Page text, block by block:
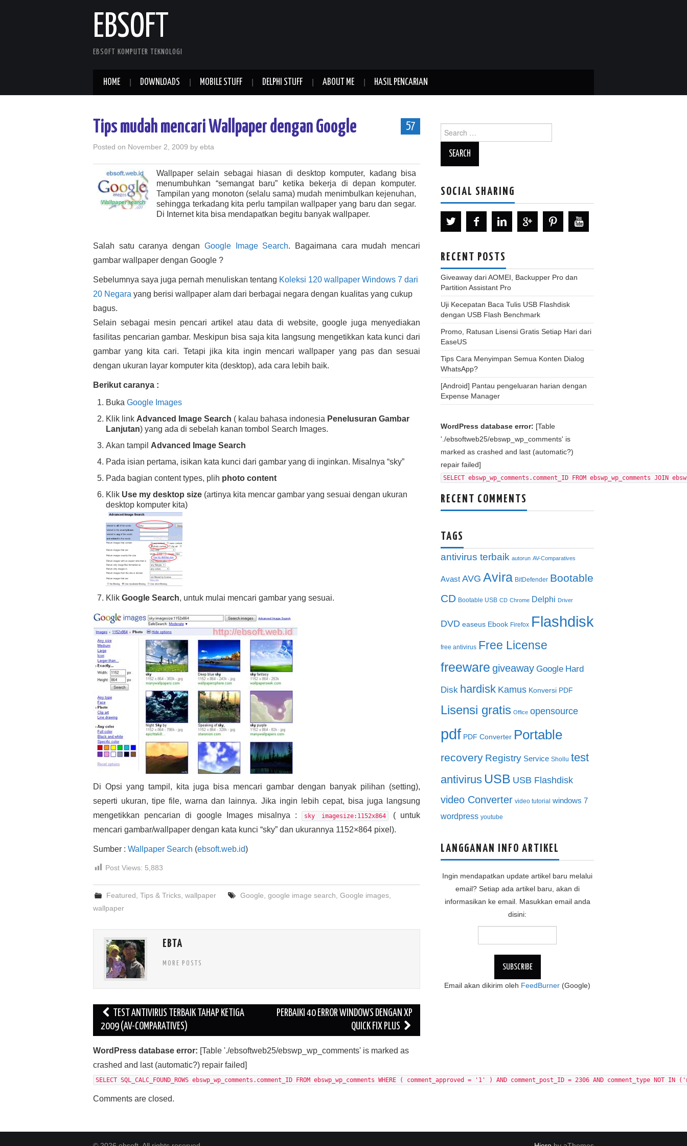
EBSOFT
EBSOFT KOMPUTER TEKNOLOGI
HOME DOWNLOADS MOBILE STUFF DELPHI STUFF ABOUT ME HASIL PENCARIAN
57
Tips mudah mencari Wallpaper dengan Google
Posted on November 2, 2009 by ebta
Wallpaper selain sebagai hiasan di desktop komputer, kadang bisa
menumbuhkan “semangat baru” ketika bekerja di depan komputer.
Tampilan yang monoton (selalu sama) mudah menimbulkan kejenuhan,
sehingga terkadang kita perlu tampilan wallpaper yang baru dan segar.
Di Internet kita bisa mendapatkan begitu banyak wallpaper.
Salah satu caranya dengan Google Image Search. Bagaimana cara mudah mencari
gambar wallpaper dengan Google ?
Sebelumnya saya juga pernah menuliskan tentang Koleksi 120 wallpaper Windows 7 dari
20 Negara yang berisi wallpaper alam dari berbagai negara dengan kualitas yang cukup
bagus.
Selain sebagai mesin pencari artikel atau data di website, google juga menyediakan
fasilitas pencarian gambar. Meskipun bisa saja kita langsung mengetikkan kata kunci dari
gambar yang kita cari. Tetapi jika kita ingin mencari wallpaper yang pas dan sesuai
dengan ukuran layar komputer kita (desktop), ada cara lebih baik.
Berikut caranya :
Buka Google Images
Klik link Advanced Image Search ( kalau bahasa indonesia Penelusuran Gambar
Lanjutan) yang ada di sebelah kanan tombol Search Images.
Akan tampil Advanced Image Search
Pada isian pertama, isikan kata kunci dari gambar yang di inginkan. Misalnya “sky”
Pada bagian content types, plih photo content
Klik Use my desktop size (artinya kita mencar gambar yang sesuai dengan ukuran
desktop komputer kita)
Klik Google Search, untuk mulai mencari gambar yang sesuai.
Di Opsi yang tampil, kita juga bisa mencari gambar dengan banyak pilihan (setting),
seperti ukuran, tipe file, warna dan lainnya. Jika ingin lebih cepat, bisa juga langsung
mengetikkan pencarian di google Images misalnya :
sky imagesize:1152x864
( untuk
mencari gambar/wallpaper dengan kata kunci “sky” dan ukurannya 1152×864 pixel).
Sumber : Wallpaper Search (ebsoft.web.id)
Post Views: 5,883
Featured ,Tips & Tricks ,wallpaper Google google image search Google images,
wallpaper
EBTA
MORE POSTS
Post
navigation
TEST ANTIVIRUS TERBAIK TAHAP KETIGA
2009 (AV-COMPARATIVES)
PERBAIKI 40 ERROR WINDOWS DENGAN XP
QUICK FIX PLUS
WordPress database error: [Table './ebsoftweb25/ebswp_wp_comments' is marked as
crashed and last (automatic?) repair failed]
SELECT SQL_CALC_FOUND_ROWS ebswp_wp_comments.comment_ID FROM ebswp_wp_comments WHERE ( comment_approved = '1' ) AND comment_post_ID = 2306 AND comment_type
Comments are closed.
for:
SOCIAL SHARING
RECENT POSTS
Giveaway dari AOMEI, Backupper Pro dan
Partition Assistant Pro
Uji Kecepatan Baca Tulis USB Flashdisk
dengan USB Flash Benchmark
Promo, Ratusan Lisensi Gratis Setiap Hari dari
EaseUS
Tips Cara Menyimpan Semua Konten Dialog
WhatsApp?
[Android] Pantau pengeluaran harian dengan
Expense Manager
WordPress database error: [Table
'./ebsoftweb25/ebswp_wp_comments' is
marked as crashed and last (automatic?)
repair failed]
SELECT ebswp_wp_comments.comment_ID FROM ebswp_wp_comments
RECENT COMMENTS
TAGS
antivirus terbaik autorun AV-Comparatives
Avast AVG Avira BitDefender Bootable
CD Bootable USB CD Chrome Delphi Driver
DVD easeus Ebook Firefox Flashdisk
free antivirus Free License
freeware giveaway Google Hard
Disk hardisk Kamus Konversi PDF
Lisensi gratis Office opensource
pdf PDF Converter Portable
recovery Registry Service Shollu test
antivirus USB USB Flashdisk
video Converter video tutorial windows 7
wordpress youtube
LANGGANAN INFO ARTIKEL
Ingin mendapatkan update artikel baru melalui
email? Setiap ada artikel baru, akan di
informasikan ke email. Masukkan email anda
disini:
Email akan dikirim oleh FeedBurner (Google)